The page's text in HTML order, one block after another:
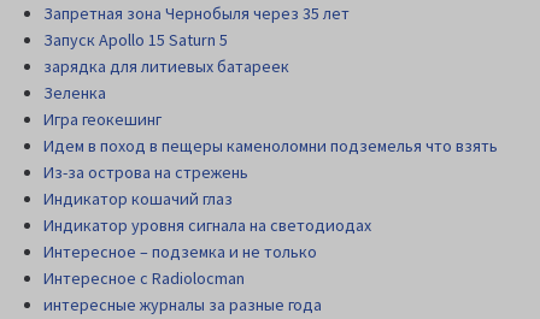
Запретная зона Чернобыля через 35 лет
Запуск Apollo 15 Saturn 5
зарядка для литиевых батареек
Зеленка
Игра геокешинг
Идем в поход в пещеры каменоломни подземелья что взять
Из-за острова на стрежень
Индикатор кошачий глаз
Индикатор уровня сигнала на светодиодах
Интересное – подземка и не только
Интересное с Radiolocman
интересные журналы за разные года